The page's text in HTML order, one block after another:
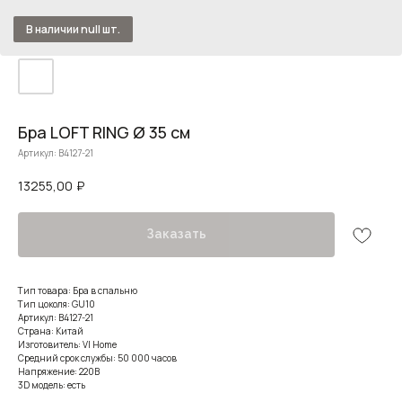
Бра LOFT RING Ø 35 см
Артикул: B4127-21
13255,00 ₽
Заказать
Тип товара: Бра в спальню
Тип цоколя: GU10
Артикул: B4127-21
Страна: Китай
Изготовитель: VI Home
Средний срок службы: 50 000 часов
Напряжение: 220В
3D модель: есть